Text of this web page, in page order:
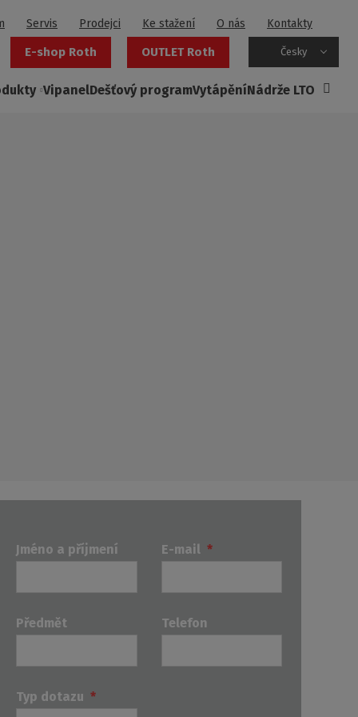
Servis Prodejci Ke stažení O nás Kontakty
E-shop Roth OUTLET Roth Česky
VipanelDešťový programVytápěníNádrže LTO
Jméno a příjmení
Předmět
Typ dotazu *
E-mail *
Telefon